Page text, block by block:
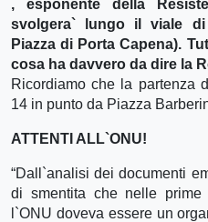
, esponente della
svolgera` lungo il viale
Piazza di Porta Capena).
cosa ha davvero da dire la
Ricordiamo che la partenza
14 in punto da Piazza
ATTENTI ALL`ONU!
“Dall`analisi dei documenti
di smentita che nelle
l`ONU doveva essere un